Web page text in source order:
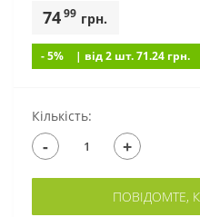
7499 грн.
- 5% | вiд 2 шт. 71.24 грн.
Кількість:
- +
ПОВІДОМТЕ,